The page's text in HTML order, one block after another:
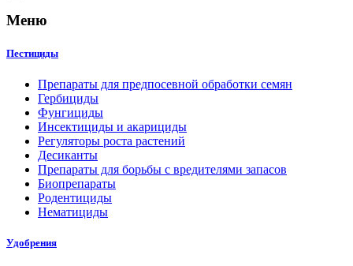
Меню
Пестициды
Препараты для предпосевной обработки семян
Гербициды
Фунгициды
Инсектициды и акарициды
Регуляторы роста растений
Десиканты
Препараты для борьбы с вредителями запасов
Биопрепараты
Родентициды
Нематициды
Удобрения